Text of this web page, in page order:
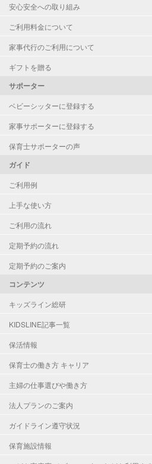
安心安全への取り組み
ご利用料金について
家事代行のご利用について
ギフトを贈る
サポーター
ベビーシッターに登録する
家事サポーターに登録する
保育士サポーターの声
ガイド
ご利用例
上手な使い方
ご利用の流れ
定期予約の流れ
定期予約のご案内
コンテンツ
キッズライン総研
KIDSLINE記事一覧
保活情報
保育士の働き方 キャリア
主婦の仕事選びや働き方
法人プランのご案内
ガイドライン遵守状況
保育施設情報